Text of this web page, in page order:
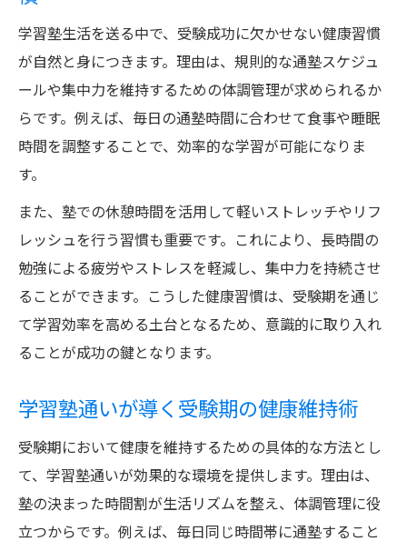
学習塾生活を送る中で、受験成功に欠かせない健康習慣
が自然と身につきます。理由は、規則的な通塾スケジュ
ールや集中力を維持するための体調管理が求められるか
らです。例えば、毎日の通塾時間に合わせて食事や睡眠
時間を調整することで、効率的な学習が可能になりま
す。
また、塾での休憩時間を活用して軽いストレッチやリフ
レッシュを行う習慣も重要です。これにより、長時間の
勉強による疲労やストレスを軽減し、集中力を持続させ
ることができます。こうした健康習慣は、受験期を通じ
て学習効率を高める土台となるため、意識的に取り入れ
ることが成功の鍵となります。
学習塾通いが導く受験期の健康維持術
受験期において健康を維持するための具体的な方法とし
て、学習塾通いが効果的な環境を提供します。理由は、
塾の決まった時間割が生活リズムを整え、体調管理に役
立つからです。例えば、毎日同じ時間帯に通塾すること